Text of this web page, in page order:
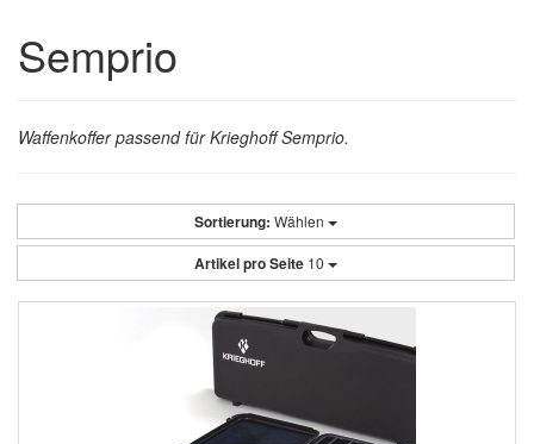
Semprio
Waffenkoffer passend für Krieghoff Semprio.
Sortierung: Wählen
Artikel pro Seite 10